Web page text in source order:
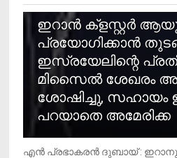
ഇറാന്‍ ക്‌ളസ്റ്റര്‍
പ്രയോഗിക്കാന്‍
ഇസ്രയേലിന്റെ
മിസൈല്‍ ശേഖരം
ശോഷിച്ചു, സഹായം
പറയാതെ അമേരിക്ക
എന്‍ പ്രഭാകരന്‍ ദുബായ് :